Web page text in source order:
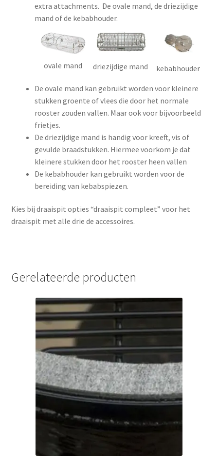
extra attachments. De ovale mand, de driezijdige
mand of de kebabhouder.
ovale mand driezijdige mand kebabhouder
De ovale mand kan gebruikt worden voor kleinere
stukken groente of vlees die door het normale
rooster zouden vallen. Maar ook voor bijvoorbeeld
frietjes.
De driezijdige mand is handig voor kreeft, vis of
gevulde braadstukken. Hiermee voorkom je dat
kleinere stukken door het rooster heen vallen
De kebabhouder kan gebruikt worden voor de
bereiding van kebabspiezen.
Kies bij draaispit opties “draaispit compleet” voor het
draaispit met alle drie de accessoires.
Gerelateerde producten